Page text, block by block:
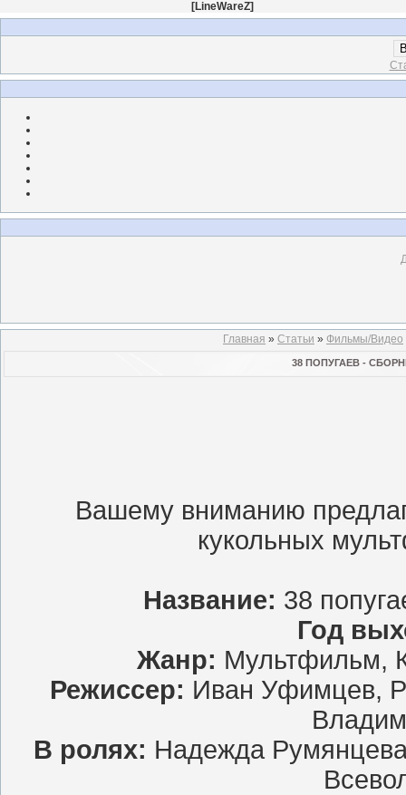
[LineWareZ]
Главная » Статьи » Фильмы/Видео
38 ПОПУГАЕВ -
Вашему вниманию
кукольных
Название: 38
Год
Жанр: Мультфильм,
Режиссер: Иван Уфимцев,
В ролях: Надежда